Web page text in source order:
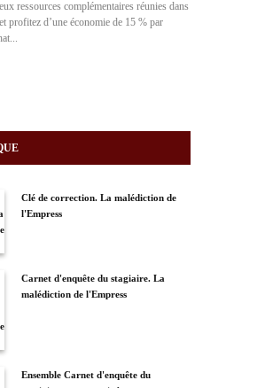
ressources complémentaires réunies dans
profitez d’une économie de 15 % par
Clé de correction. La malédiction de
l'Empress
Carnet d'enquête du stagiaire. La
malédiction de l'Empress
Ensemble Carnet d'enquête du